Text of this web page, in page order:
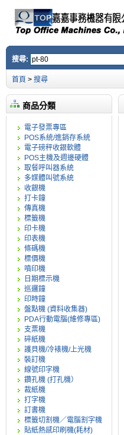
搜尋:
首頁 > 搜尋
商品分類
電子發票專區
POS系統/進銷存系統
電子磅秤收銀軟體
POS主機及週邊硬體
取餐呼叫器系統
多媒體叫號系統
收銀機
打卡鐘
傳真機
標籤機
印卡機
印表機
條碼機
標價機
噴印機
日期標示機
巡邏鐘
印時鐘
盤點機 (資料收集器)
PDA行動電腦(維修專區)
支票機
碎紙機
護貝機/冷裱機/上光機
裝訂機
線號印字機
鑽孔機 (打孔機）
裁紙機
打字機
訂書機
標籤切割機／電腦割字機
貼紙熱感印刷機(耗材)